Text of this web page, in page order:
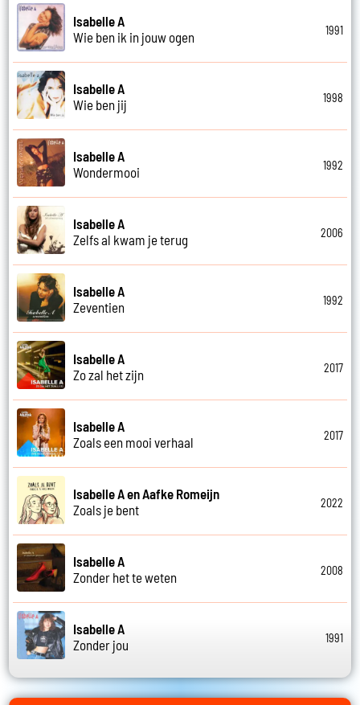
Isabelle A
Wie ben ik in jouw ogen
1991
Isabelle A
Wie ben jij
1998
Isabelle A
Wondermooi
1992
Isabelle A
Zelfs al kwam je terug
2006
Isabelle A
Zeventien
1992
Isabelle A
Zo zal het zijn
2017
Isabelle A
Zoals een mooi verhaal
2017
Isabelle A en Aafke Romeijn
Zoals je bent
2022
Isabelle A
Zonder het te weten
2008
Isabelle A
Zonder jou
1991